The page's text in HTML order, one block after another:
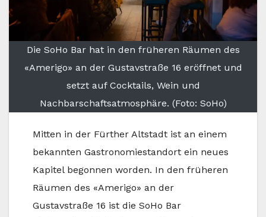
Die SoHo Bar hat in den früheren Räumen des
«Amerigo» an der Gustavstraße 16 eröffnet und
setzt auf Cocktails, Wein und
Nachbarschaftsatmosphäre. (Foto: SoHo)
Mitten in der Fürther Altstadt ist an einem
bekannten Gastronomiestandort ein neues
Kapitel begonnen worden. In den früheren
Räumen des «Amerigo» an der
Gustavstraße 16 ist die SoHo Bar